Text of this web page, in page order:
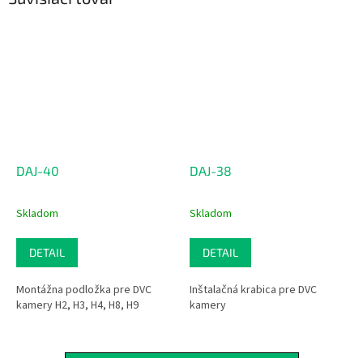
DAJ-40
Skladom
DETAIL
Montážna podložka pre DVC
kamery H2, H3, H4, H8, H9
DAJ-38
Skladom
DETAIL
Inštalačná krabica pre DVC
kamery